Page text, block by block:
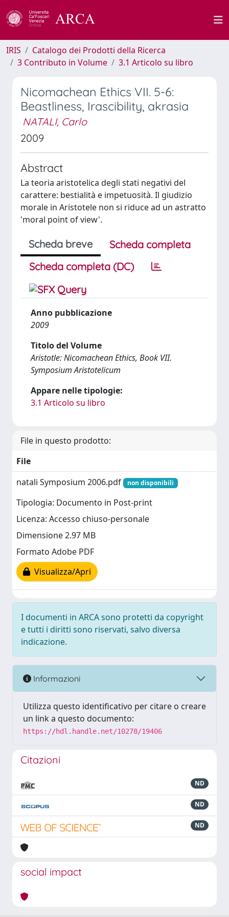
IRIS
Catalogo dei Prodotti della Ricerca
3 Contributo in Volume
3.1 Articolo su libro
Nicomachean Ethics VII. 5-6:
Beastliness, Irascibility, akrasia
NATALI, Carlo
2009
Abstract
La teoria aristotelica degli stati negativi del
carattere: bestialità e impetuosità. Il giudizio
morale in Aristotele non si riduce ad un astratto
'moral point of view'.
Scheda breve
Scheda completa
Scheda completa (DC)
Anno pubblicazione
2009
Titolo del Volume
Aristotle: Nicomachean Ethics, Book VII.
Symposium Aristotelicum
Appare nelle tipologie:
3.1 Articolo su libro
File in questo prodotto:
File
natali Symposium 2006.pdf
non disponibili
Tipologia: Documento in Post-print
Licenza: Accesso chiuso-personale
Dimensione 2.97 MB
Formato Adobe PDF
Visualizza/Apri
I documenti in ARCA sono protetti da copyright
e tutti i diritti sono riservati, salvo diversa
indicazione.
Informazioni
Utilizza questo identificativo per citare o creare
un link a questo documento:
https://hdl.handle.net/10278/19406
Citazioni
ND
ND
ND
social impact